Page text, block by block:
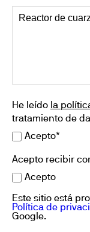
He leído la
tratamiento de
Acepto*
Acepto recibir
Acepto
Este sitio está
Política de
Google.